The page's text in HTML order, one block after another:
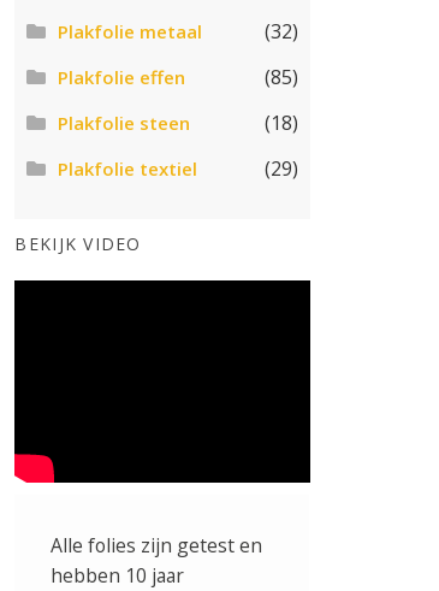
Plakfolie metaal (32)
Plakfolie effen (85)
Plakfolie steen (18)
Plakfolie textiel (29)
BEKIJK VIDEO
Alle folies zijn getest en
hebben 10 jaar